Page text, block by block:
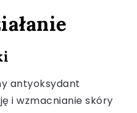
antyoksydant
i wzmacnianie skóry